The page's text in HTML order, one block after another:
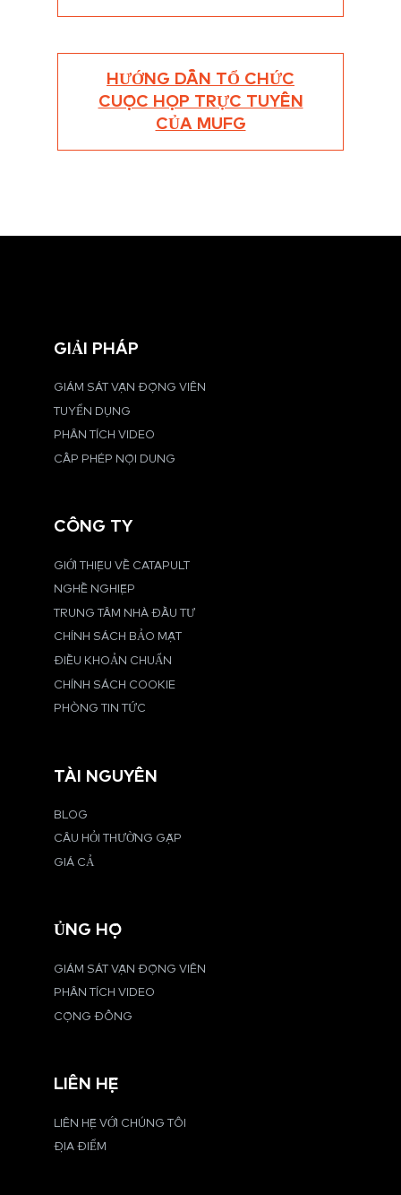
HƯỚNG DẪN TỔ CHỨC
CUỘC HỌP TRỰC TUYẾN
CỦA MUFG
GIẢI PHÁP
GIÁM SÁT VẬN ĐỘNG VIÊN
TUYỂN DỤNG
PHÂN TÍCH VIDEO
CẤP PHÉP NỘI DUNG
CÔNG TY
GIỚI THIỆU VỀ CATAPULT
NGHỀ NGHIỆP
TRUNG TÂM NHÀ ĐẦU TƯ
CHÍNH SÁCH BẢO MẬT
ĐIỀU KHOẢN CHUẨN
CHÍNH SÁCH COOKIE
PHÒNG TIN TỨC
TÀI NGUYÊN
BLOG
CÂU HỎI THƯỜNG GẶP
GIÁ CẢ
ỦNG HỘ
GIÁM SÁT VẬN ĐỘNG VIÊN
PHÂN TÍCH VIDEO
CỘNG ĐỒNG
LIÊN HỆ
LIÊN HỆ VỚI CHÚNG TÔI
ĐỊA ĐIỂM